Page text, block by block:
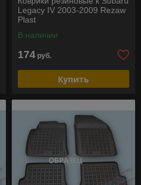
Legacy IV 2003-2009 Rezaw
Plast
В наличии
174 руб.
Купить